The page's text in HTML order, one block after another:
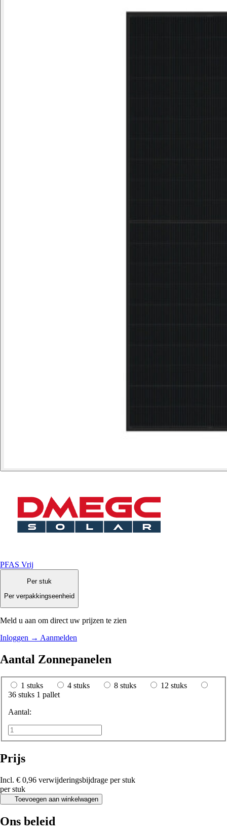
PFAS Vrij
Per stuk
Per verpakkingseenheid
Meld u aan om direct uw prijzen te zien
Inloggen → Aanmelden
Aantal Zonnepanelen
1 stuks 4 stuks 8 stuks
12 stuks
36 stuks
1 pallet
Aantal:
Prijs
Incl. € 0,96 verwijderingsbijdrage per stuk
per stuk
Toevoegen aan winkelwagen
Ons beleid